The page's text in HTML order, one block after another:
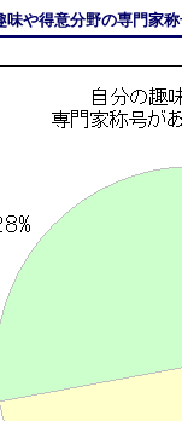
味や得意分野の専門家